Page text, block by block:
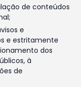
de conteúdos
e
e estritamente
dos
à
de